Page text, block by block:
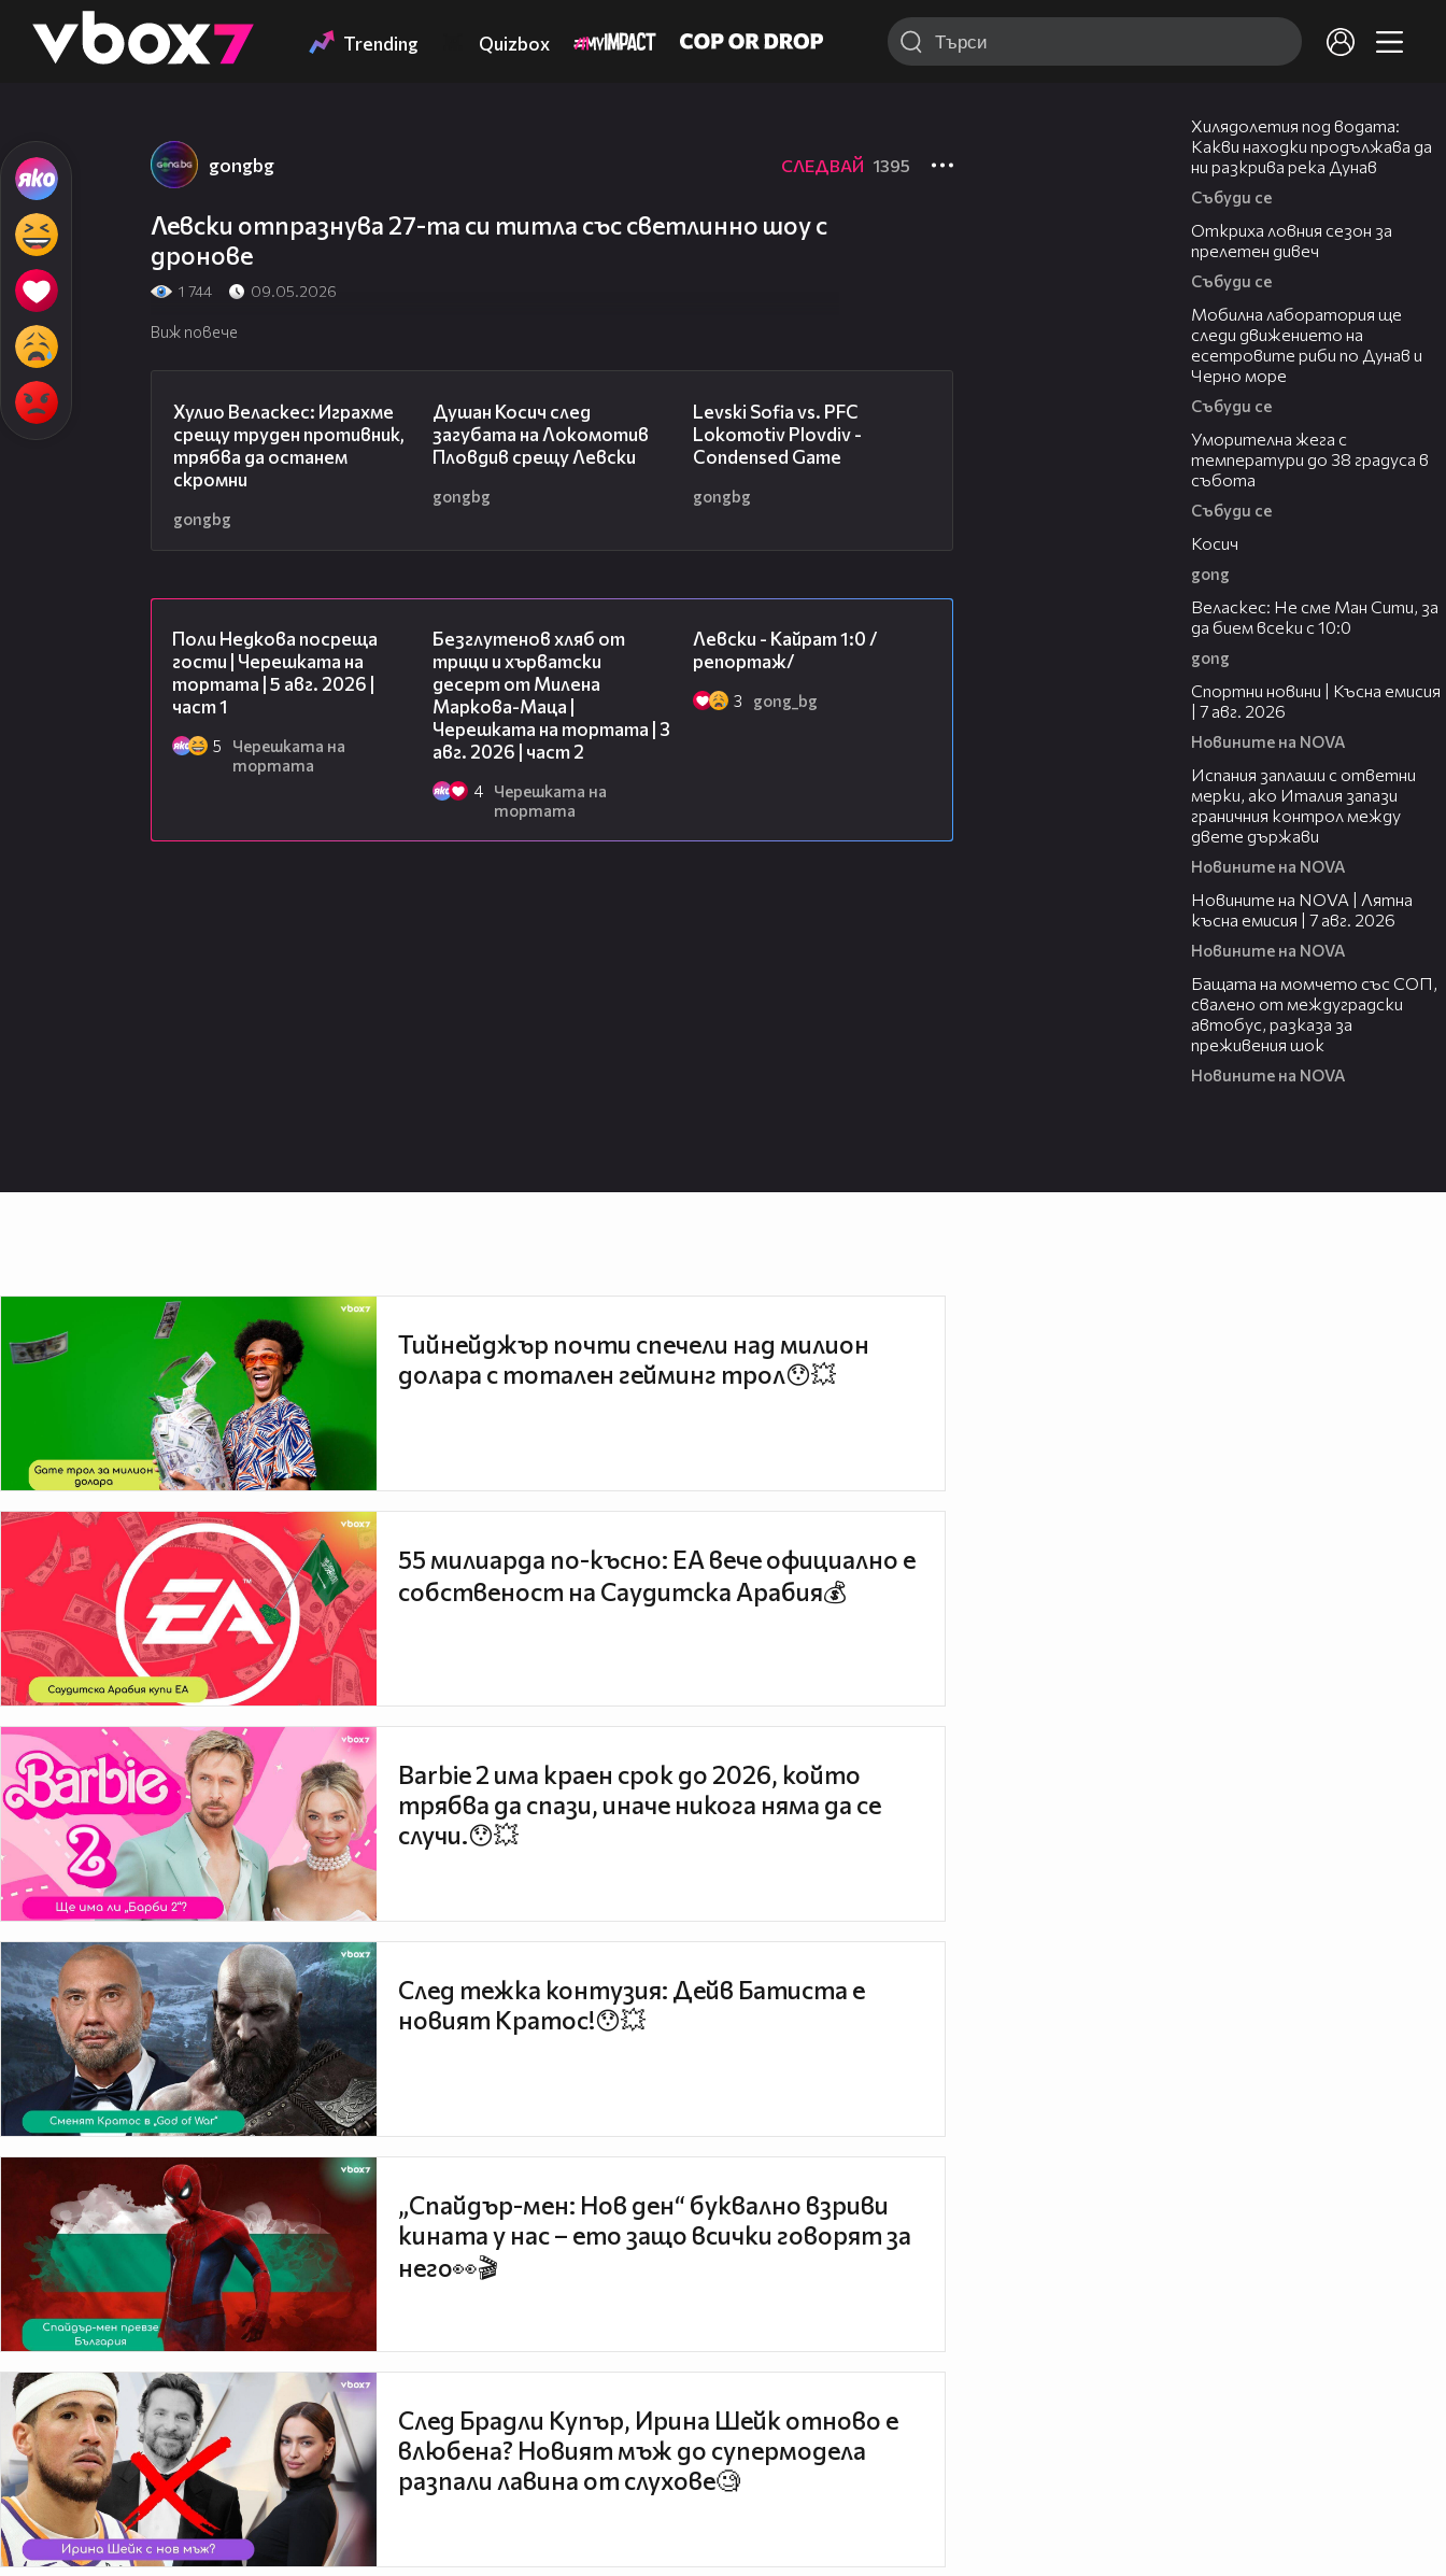
👾 Trending Quizbox
gongbg СЛЕДВАЙ 1395
Левски отпразнува 27-та си титла със светлинно шоу с
дронове
1 744 09.05.2026
Виж повече
Хулио Веласкес: Играхме
срещу труден противник,
трябва да останем
скромни
gongbg
Душан Косич след
загубата на Локомотив
Пловдив срещу Левски
gongbg
Levski Sofia vs. PFC
Lokomotiv Plovdiv -
Condensed Game
gongbg
Поли Недкова посреща
гости | Черешката на
тортата | 5 авг. 2026 |
част 1
5
Черешката на
тортата
Безглутенов хляб от
трици и хърватски
десерт от Милена
Маркова-Маца |
Черешката на тортата | 3
авг. 2026 | част 2
4
Черешката на
тортата
Левски - Кайрат 1:0 /
репортаж/
3 gong_bg
Хилядолетия под водата:
Какви находки продължава да
ни разкрива река Дунав
Събуди се
Откриха ловния сезон за
прелетен дивеч
Събуди се
Мобилна лаборатория ще
следи движението на
есетровите риби по Дунав и
Черно море
Събуди се
Уморителна жега с
температури до 38 градуса в
събота
Събуди се
Косич
gong
Веласкес: Не сме Ман Сити, за
да бием всеки с 10:0
gong
Спортни новини | Късна емисия
| 7 авг. 2026
Новините на NOVA
Испания заплаши с ответни
мерки, ако Италия запази
граничния контрол между
двете държави
Новините на NOVA
Новините на NOVA | Лятна
късна емисия | 7 авг. 2026
Новините на NOVA
Бащата на момчето със СОП,
свалено от междуградски
автобус, разказа за
преживения шок
Новините на NOVA
Тийнейджър почти спечели над милион
долара с тотален гейминг трол😯💥
55 милиарда по-късно: EA вече официално е
собственост на Саудитска Арабия💰
Barbie 2 има краен срок до 2026, който
трябва да спази, иначе никога няма да се
случи.😯💥
След тежка контузия: Дейв Батиста е
новият Кратос!😯💥
„Спайдър-мен: Нов ден“ буквално взриви
кината у нас – ето защо всички говорят за
него👀🎬
След Брадли Купър, Ирина Шейк отново е
влюбена? Новият мъж до супермодела
разпали лавина от слухове🧐